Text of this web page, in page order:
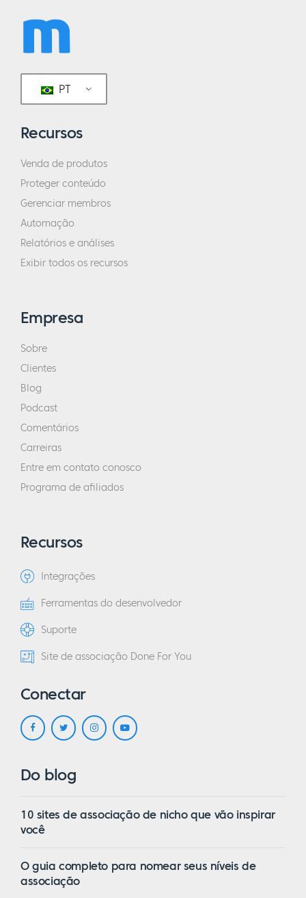
PT
Recursos
Venda de produtos
Proteger conteúdo
Gerenciar membros
Automação
Relatórios e análises
Exibir todos os recursos
Empresa
Sobre
Clientes
Blog
Podcast
Comentários
Carreiras
Entre em contato conosco
Programa de afiliados
Recursos
Integrações
Ferramentas do desenvolvedor
Suporte
Site de associação Done For You
Conectar
Do blog
10 sites de associação de nicho que vão inspirar
você
O guia completo para nomear seus níveis de
associação